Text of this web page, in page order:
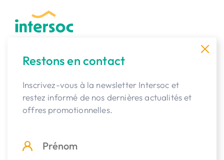
Restons en contact
Inscrivez-vous à la newsletter Intersoc et
restez informé de nos dernières actualités et
offres promotionnelles.
MC depuis 1949
02 616 15 15
clientele@intersoc.be
Options de paiement: